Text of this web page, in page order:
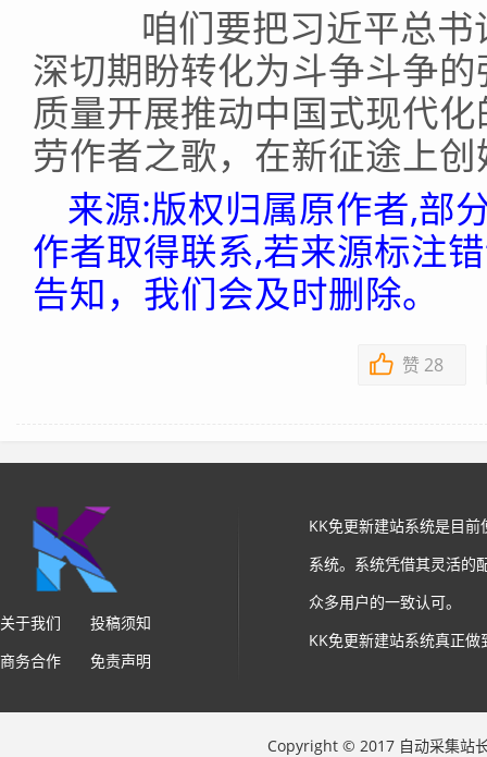
咱们要把习近平总书
深切期盼转化为斗争斗争
质量开展推动中国式现代
劳作者之歌，在新征途上
来源:版权归属原作者,部
作者取得联系,若来源标注
告知，我们会及时删除。
赞 28
关于我们
投稿须知
商务合作
免责声明
KK免更新建站系统是目
系统。系统凭借其灵活的
众多用户的一致认可。
KK免更新建站系统真正
Copyright © 2017 自动采集站